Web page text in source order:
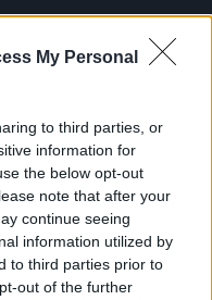
My Personal
to third parties, or
information for
the below opt-out
note that after your
continue seeing
information utilized by
to third parties prior to
out of the further